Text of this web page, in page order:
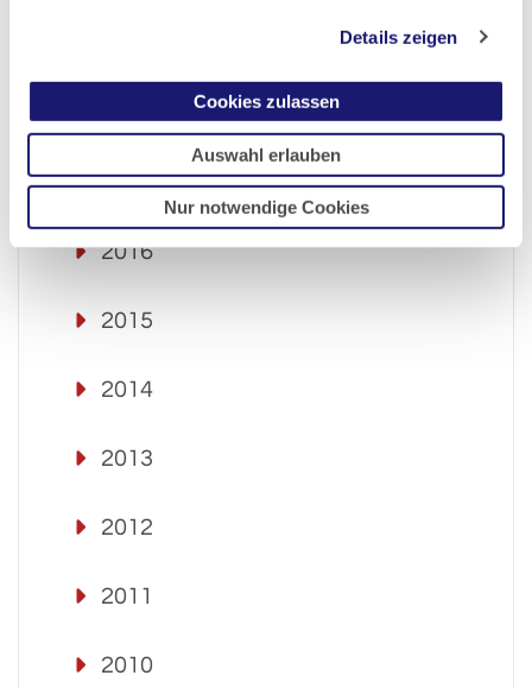
Details zeigen
Cookies zulassen
Auswahl erlauben
Nur notwendige Cookies
2018
2017
2016
2015
2014
2013
2012
2011
2010